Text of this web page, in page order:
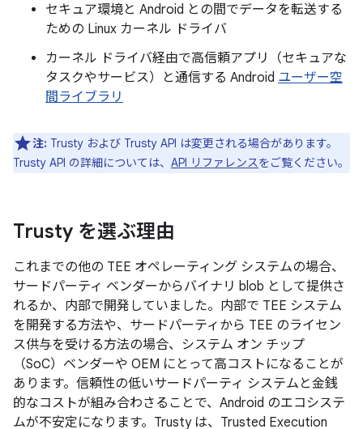
セキュア環境と Android との間でデータを転送する
ための Linux カーネル ドライバ
カーネル ドライバ経由で高信頼アプリ（セキュアな
タスクやサービス）と通信する Android ユーザー空
間ライブラリ
注: Trusty および Trusty API は変更される場合があります。
Trusty API の詳細については、 API リファレンスをご覧ください。
Trusty を選ぶ理由
これまでの他の TEE オペレーティング システムの場合、
サードパーティ ベンダーからバイナリ blob として提供さ
れるか、内部で開発していました。内部で TEE システム
を開発する方法や、サードパーティから TEE のライセン
ス供与を受ける方法の場合、システム オン チップ
（SoC）ベンダーや OEM にとって高コストになることが
あります。信頼性の低いサードパーティ システムと金銭
的なコストが組み合わさることで、Android のエコシステ
ムが不安定になります。Trusty は、Trusted Execution